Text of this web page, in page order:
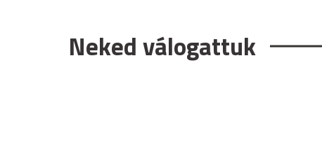
Neked válogattuk